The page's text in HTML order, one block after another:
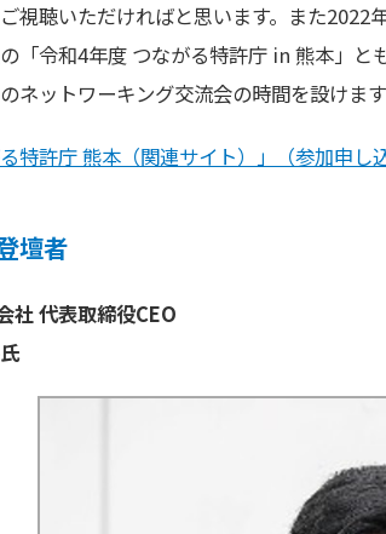
視聴いただければと思います。また2022
「令和4年度 つながる特許庁 in 熊本」と
ネットワーキング交流会の時間を設けま
る特許庁 熊本（関連サイト）」（参加申し
壇者
社 代表取締役CEO